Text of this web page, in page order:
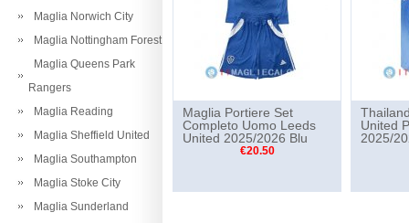
Maglia Norwich City
Maglia Nottingham Forest
Maglia Queens Park
Rangers
Maglia Reading
Maglia Sheffield United
Maglia Southampton
Maglia Stoke City
Maglia Sunderland
Maglia Portiere Set
Completo Uomo Leeds
United 2025/2026 Blu
€20.50
United
2025/